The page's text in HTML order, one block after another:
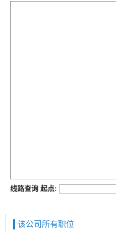
线路查询 起点:
该公司所有职位